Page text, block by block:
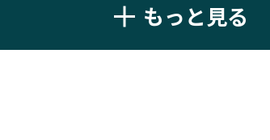
もっと見る